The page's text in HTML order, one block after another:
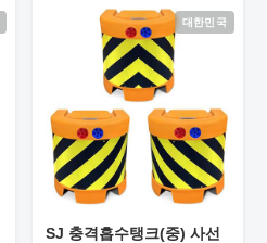
대한민국
SJ 충격흡수탱크(중) 사선